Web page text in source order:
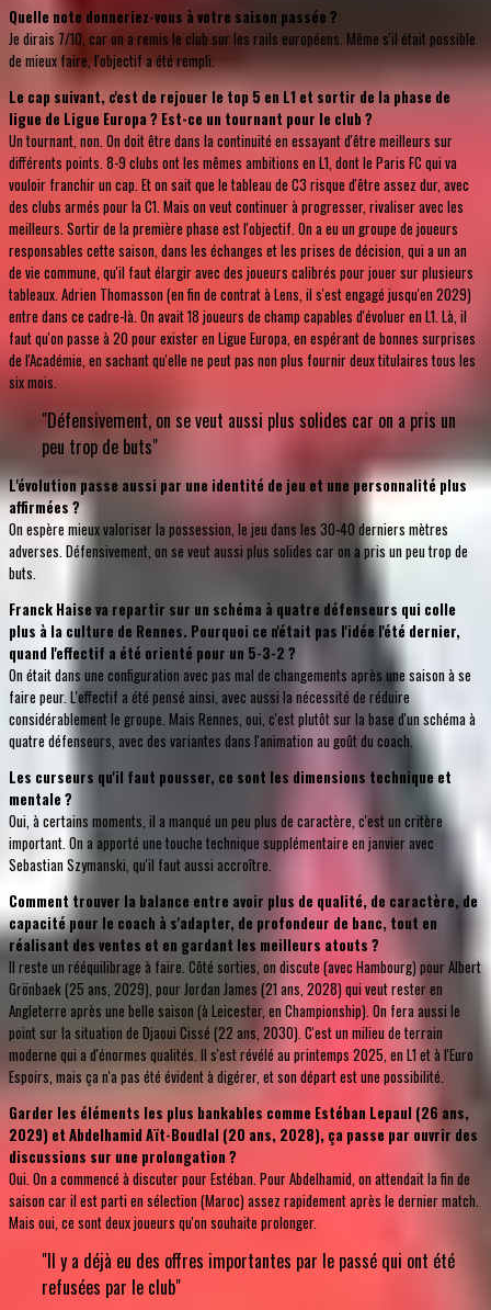
Quelle note donneriez-vous à votre saison passée ?
Je dirais 7/10, car on a remis le club sur les rails européens. Même s'il était possible
de mieux faire, l'objectif a été rempli.
Le cap suivant, c'est de rejouer le top 5 en L1 et sortir de la phase de
ligue de Ligue Europa ? Est-ce un tournant pour le club ?
Un tournant, non. On doit être dans la continuité en essayant d'être meilleurs sur
différents points. 8-9 clubs ont les mêmes ambitions en L1, dont le Paris FC qui va
vouloir franchir un cap. Et on sait que le tableau de C3 risque d'être assez dur, avec
des clubs armés pour la C1. Mais on veut continuer à progresser, rivaliser avec les
meilleurs. Sortir de la première phase est l'objectif. On a eu un groupe de joueurs
responsables cette saison, dans les échanges et les prises de décision, qui a un an
de vie commune, qu'il faut élargir avec des joueurs calibrés pour jouer sur plusieurs
tableaux. Adrien Thomasson (en fin de contrat à Lens, il s'est engagé jusqu'en 2029)
entre dans ce cadre-là. On avait 18 joueurs de champ capables d'évoluer en L1. Là, il
faut qu'on passe à 20 pour exister en Ligue Europa, en espérant de bonnes surprises
de l'Académie, en sachant qu'elle ne peut pas non plus fournir deux titulaires tous les
six mois.
"Défensivement, on se veut aussi plus solides car on a pris un
peu trop de buts"
L'évolution passe aussi par une identité de jeu et une personnalité plus
affirmées ?
On espère mieux valoriser la possession, le jeu dans les 30-40 derniers mètres
adverses. Défensivement, on se veut aussi plus solides car on a pris un peu trop de
buts.
Franck Haise va repartir sur un schéma à quatre défenseurs qui colle
plus à la culture de Rennes. Pourquoi ce n'était pas l'idée l'été dernier,
quand l'effectif a été orienté pour un 5-3-2 ?
On était dans une configuration avec pas mal de changements après une saison à se
faire peur. L'effectif a été pensé ainsi, avec aussi la nécessité de réduire
considérablement le groupe. Mais Rennes, oui, c'est plutôt sur la base d'un schéma à
quatre défenseurs, avec des variantes dans l'animation au goût du coach.
Les curseurs qu'il faut pousser, ce sont les dimensions technique et
mentale ?
Oui, à certains moments, il a manqué un peu plus de caractère, c'est un critère
important. On a apporté une touche technique supplémentaire en janvier avec
Sebastian Szymanski, qu'il faut aussi accroître.
Comment trouver la balance entre avoir plus de qualité, de caractère, de
capacité pour le coach à s'adapter, de profondeur de banc, tout en
réalisant des ventes et en gardant les meilleurs atouts ?
Il reste un rééquilibrage à faire. Côté sorties, on discute (avec Hambourg) pour Albert
Grönbaek (25 ans, 2029), pour Jordan James (21 ans, 2028) qui veut rester en
Angleterre après une belle saison (à Leicester, en Championship). On fera aussi le
point sur la situation de Djaoui Cissé (22 ans, 2030). C'est un milieu de terrain
moderne qui a d'énormes qualités. Il s'est révélé au printemps 2025, en L1 et à l'Euro
Espoirs, mais ça n'a pas été évident à digérer, et son départ est une possibilité.
Garder les éléments les plus bankables comme Estéban Lepaul (26 ans,
2029) et Abdelhamid Aït-Boudlal (20 ans, 2028), ça passe par ouvrir des
discussions sur une prolongation ?
Oui. On a commencé à discuter pour Estéban. Pour Abdelhamid, on attendait la fin de
saison car il est parti en sélection (Maroc) assez rapidement après le dernier match.
Mais oui, ce sont deux joueurs qu'on souhaite prolonger.
"Il y a déjà eu des offres importantes par le passé qui ont été
refusées par le club"